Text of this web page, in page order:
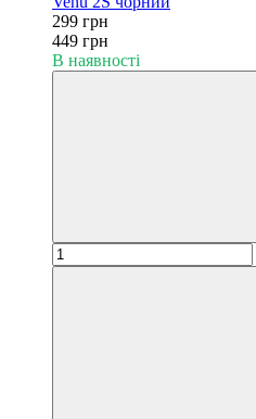
299 грн
449 грн
В наявності